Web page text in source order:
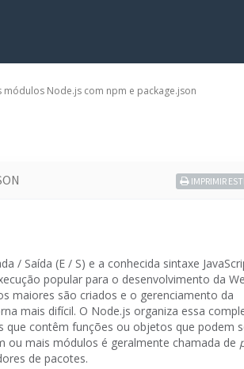
módulos Node.js com npm e package.json
IMPRIMIR
/ Saída (E / S) e a conhecida sintaxe
popular para o desenvolvimento da
maiores são criados e o gerenciamento da
mais difícil. O Node.js organiza essa
que contêm funções ou objetos que podem
ou mais módulos é geralmente chamada de
de pacotes.